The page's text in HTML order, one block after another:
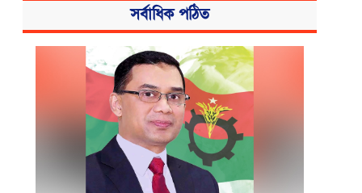
সর্বাধিক পঠিত